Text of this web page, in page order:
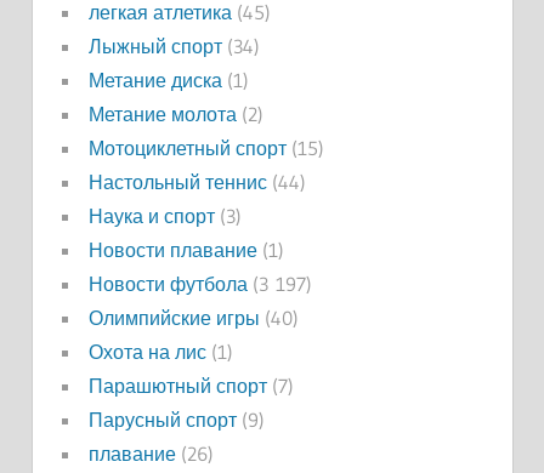
легкая атлетика (45)
Лыжный спорт(34)
Метание диска (1)
Метание молота (2)
Мотоциклетный спорт(15)
Настольный теннис(44)
Наука и спорт(3)
Новости плавание(1)
Новости футбола (3 197)
Олимпийские игры (40)
Охота на лис(1)
Парашютный спорт(7)
Парусный спорт(9)
плавание(26)